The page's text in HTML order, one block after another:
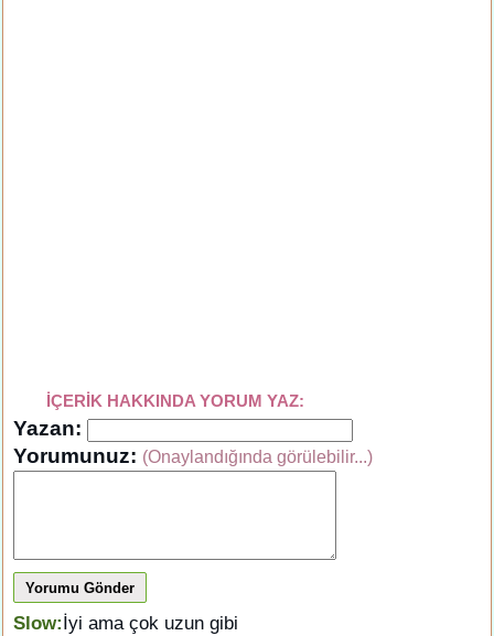
İÇERİK HAKKINDA YORUM YAZ:
Yazan:
Yorumunuz: (Onaylandığında görülebilir...)
Yorumu Gönder
Slow:İyi ama çok uzun gibi